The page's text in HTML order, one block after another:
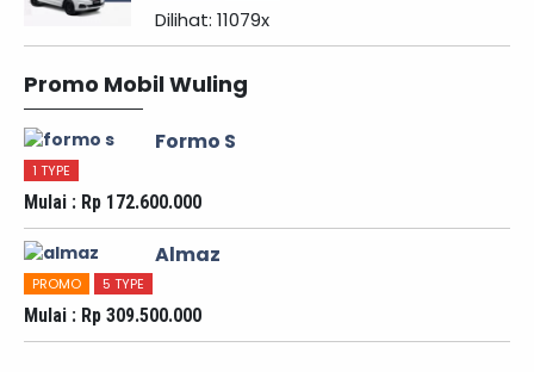
Dilihat: 11079x
Promo Mobil Wuling
Formo S
1 TYPE
Mulai : Rp 172.600.000
Almaz
PROMO 5 TYPE
Mulai : Rp 309.500.000